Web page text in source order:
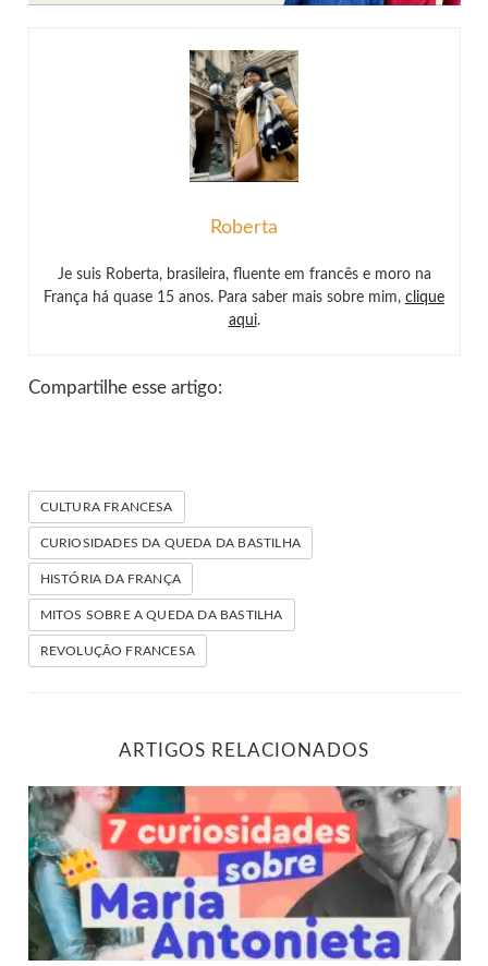
Roberta
Je suis Roberta, brasileira, fluente em francês e moro na
França há quase 15 anos. Para saber mais sobre mim, clique
aqui.
Compartilhe esse artigo:
CULTURA FRANCESA
CURIOSIDADES DA QUEDA DA BASTILHA
HISTÓRIA DA FRANÇA
MITOS SOBRE A QUEDA DA BASTILHA
REVOLUÇÃO FRANCESA
ARTIGOS RELACIONADOS
Descubra 7 curiosidades sobre Maria Antonieta